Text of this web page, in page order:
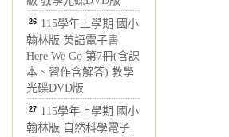
26 115學年上學期 國小
翰林版 英語電子書
Here We Go 第7冊(含課
本、習作含解答) 教學
光碟DVD版
27 115學年上學期 國小
翰林版 自然科學電子